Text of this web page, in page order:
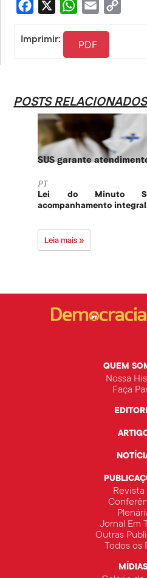
Facebook WhatsApp
Email
Imprimir: PDF
POSTS
SUS garante
PT
Lei do Minuto
acompanhamento
Leia mais »
QUEM
Nossa
Faça
Revista
Jornal Em
Outras
Todos os
MÍDIAS